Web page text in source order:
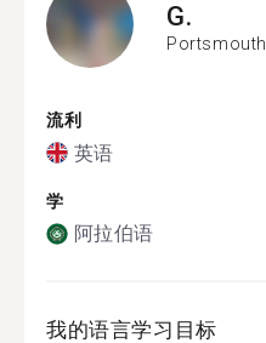
G.
Portsmouth
流利
英语
学
阿拉伯语
我的语言学习目标